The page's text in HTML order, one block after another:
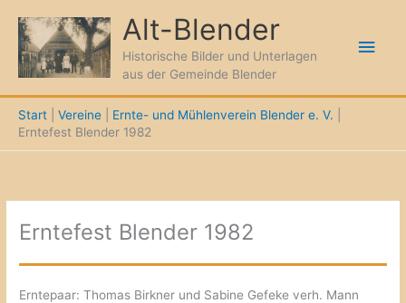
Inhalt
springen
Alt-Blender
Historische Bilder und Unterlagen
aus der Gemeinde Blender
Start Vereine
Ernte- und Mühlenverein Blender e. V.
Erntefest Blender 1982
Erntefest Blender 1982
Erntepaar: Thomas Birkner und Sabine Gefeke verh. Mann